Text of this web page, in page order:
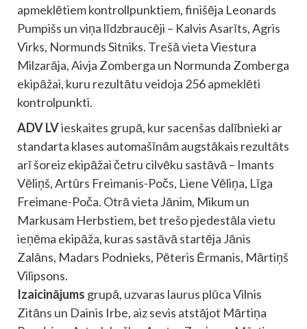
apmeklētiem kontrollpunktiem, finišēja Leonards
Pumpišs un viņa līdzbraucēji – Kalvis Asarīts, Agris
Virks, Normunds Sitniks. Trešā vieta Viestura
Milzarāja, Aivja Zomberga un Normunda Zomberga
ekipāžai, kuru rezultātu veidoja 256 apmeklēti
kontrolpunkti.
ADV LVieskaites grupā, kur sacenšas dalībnieki ar
standarta klases automašīnām augstākais rezultāts
arī šoreiz ekipāžai četru cilvēku sastāvā – Imants
Vēliņš, Artūrs Freimanis-Počs, Liene Vēliņa, Līga
Freimane-Poča. Otrā vieta Jānim, Mikum un
Markusam Herbstiem, bet trešo pjedestāla vietu
ieņēma ekipāža, kuras sastāvā startēja Jānis
Zalāns, Madars Podnieks, Pēteris Ērmanis, Mārtiņš
Vilipsons.
Izaicinājums grupā, uzvaras laurus plūca Vilnis
Zitāns un Dainis Irbe, aiz sevis atstājot Mārtiņa